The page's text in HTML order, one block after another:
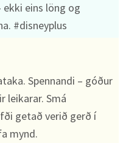
ekki eins löng og
#disneyplus
Spennandi – góður
leikarar. Smá
getað verið gerð í
mynd.